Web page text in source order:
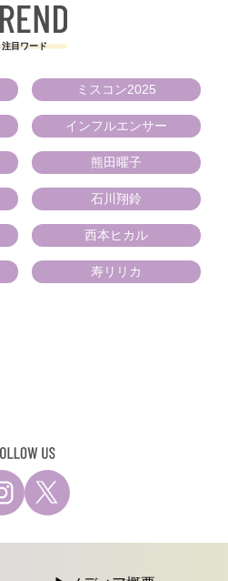
注目ワード
ミスコン2025
インフルエンサー
熊田曜子
石川翔鈴
西本ヒカル
寿リリカ